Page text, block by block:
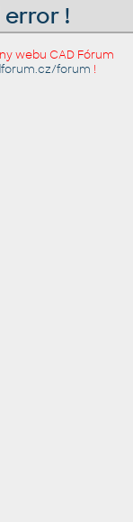
!
webu CAD Fórum
forum !